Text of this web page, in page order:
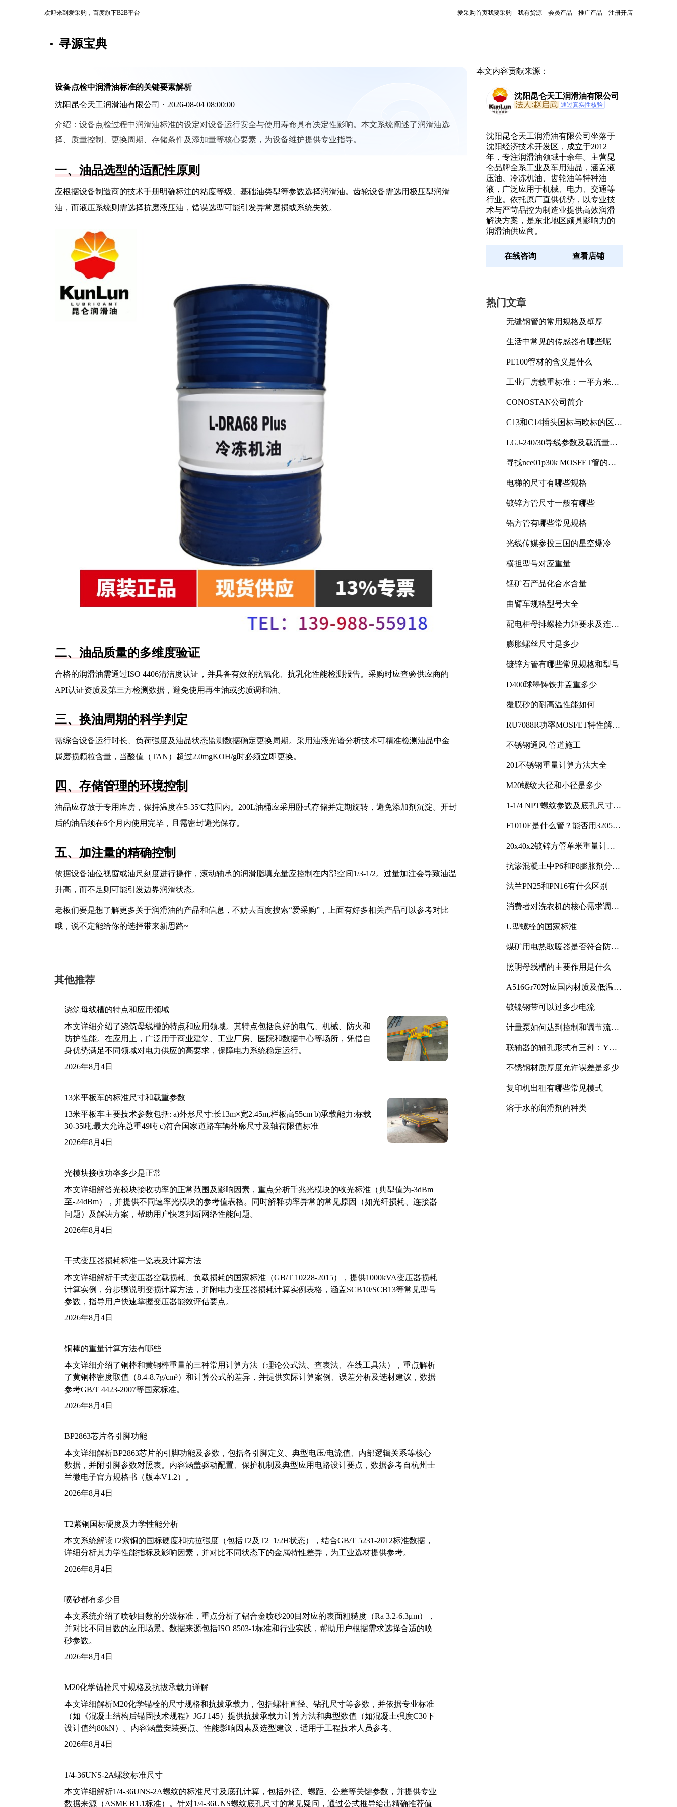
欢迎来到爱采购，百度旗下B2B平台 爱采购首页我要采购 我有货源 会员产品 推广产品 注册开店
寻源宝典
设备点检中润滑油标准的关键要素解析
沈阳昆仑天工润滑油有限公司 · 2026-08-04 08:00:00
介绍： 设备点检过程中润滑油标准的设定对设备运行安全与使用寿命具有决定性影响。本文系统阐述了润滑油选
择、质量控制、更换周期、存储条件及添加量等核心要素，为设备维护提供专业指导。
一、油品选型的适配性原则
应根据设备制造商的技术手册明确标注的粘度等级、基础油类型等参数选择润滑油。齿轮设备需选用极压型润滑
油，而液压系统则需选择抗磨液压油，错误选型可能引发异常磨损或系统失效。
二、油品质量的多维度验证
合格的润滑油需通过ISO 4406清洁度认证，并具备有效的抗氧化、抗乳化性能检测报告。采购时应查验供应商的
API认证资质及第三方检测数据，避免使用再生油或劣质调和油。
三、换油周期的科学判定
需综合设备运行时长、负荷强度及油品状态监测数据确定更换周期。采用油液光谱分析技术可精准检测油品中金
属磨损颗粒含量，当酸值（TAN）超过2.0mgKOH/g时必须立即更换。
四、存储管理的环境控制
油品应存放于专用库房，保持温度在5-35℃范围内。200L油桶应采用卧式存储并定期旋转，避免添加剂沉淀。开封
后的油品须在6个月内使用完毕，且需密封避光保存。
五、加注量的精确控制
依据设备油位视窗或油尺刻度进行操作，滚动轴承的润滑脂填充量应控制在内部空间1/3-1/2。过量加注会导致油温
升高，而不足则可能引发边界润滑状态。
老板们要是想了解更多关于润滑油的产品和信息，不妨去百度搜索“爱采购”，上面有好多相关产品可以参考对比
哦，说不定能给你的选择带来新思路~
其他推荐
浇筑母线槽的特点和应用领域
本文详细介绍了浇筑母线槽的特点和应用领域。其特点包括良好的电气、机械、防火和
防护性能。在应用上，广泛用于商业建筑、工业厂房、医院和数据中心等场所，凭借自
身优势满足不同领域对电力供应的高要求，保障电力系统稳定运行。
2026年8月4日
13米平板车的标准尺寸和载重参数
13米平板车主要技术参数包括: a)外形尺寸:长13m×宽2.45m,栏板高55cm b)承载能力:标载
30-35吨,最大允许总重49吨 c)符合国家道路车辆外廓尺寸及轴荷限值标准
2026年8月4日
光模块接收功率多少是正常
本文详细解答光模块接收功率的正常范围及影响因素，重点分析千兆光模块的收光标准（典型值为-3dBm
至-24dBm），并提供不同速率光模块的参考值表格。同时解释功率异常的常见原因（如光纤损耗、连接器
问题）及解决方案，帮助用户快速判断网络性能问题。
2026年8月4日
干式变压器损耗标准一览表及计算方法
本文详细解析干式变压器空载损耗、负载损耗的国家标准（GB/T 10228-2015），提供1000kVA变压器损耗
计算实例，分步骤说明变损计算方法，并附电力变压器损耗计算实例表格，涵盖SCB10/SCB13等常见型号
参数，指导用户快速掌握变压器能效评估要点。
2026年8月4日
铜棒的重量计算方法有哪些
本文详细介绍了铜棒和黄铜棒重量的三种常用计算方法（理论公式法、查表法、在线工具法），重点解析
了黄铜棒密度取值（8.4-8.7g/cm³）和计算公式的差异，并提供实际计算案例、误差分析及选材建议，数据
参考GB/T 4423-2007等国家标准。
2026年8月4日
BP2863芯片各引脚功能
本文详细解析BP2863芯片的引脚功能及参数，包括各引脚定义、典型电压/电流值、内部逻辑关系等核心
数据，并附引脚参数对照表。内容涵盖驱动配置、保护机制及典型应用电路设计要点，数据参考自杭州士
兰微电子官方规格书（版本V1.2）。
2026年8月4日
T2紫铜国标硬度及力学性能分析
本文系统解读T2紫铜的国标硬度和抗拉强度（包括T2及T2_1/2H状态），结合GB/T 5231-2012标准数据，
详细分析其力学性能指标及影响因素，并对比不同状态下的金属特性差异，为工业选材提供参考。
2026年8月4日
喷砂都有多少目
本文系统介绍了喷砂目数的分级标准，重点分析了铝合金喷砂200目对应的表面粗糙度（Ra 3.2-6.3μm），
并对比不同目数的应用场景。数据来源包括ISO 8503-1标准和行业实践，帮助用户根据需求选择合适的喷
砂参数。
2026年8月4日
M20化学锚栓尺寸规格及抗拔承载力详解
本文详细解析M20化学锚栓的尺寸规格和抗拔承载力，包括螺杆直径、钻孔尺寸等参数，并依据专业标准
（如《混凝土结构后锚固技术规程》JGJ 145）提供抗拔承载力计算方法和典型数值（如混凝土强度C30下
设计值约80kN）。内容涵盖安装要点、性能影响因素及选型建议，适用于工程技术人员参考。
2026年8月4日
1/4-36UNS-2A螺纹标准尺寸
本文详细解析1/4-36UNS-2A螺纹的标准尺寸及底孔计算，包括外径、螺距、公差等关键参数，并提供专业
数据来源（ASME B1.1标准）。针对1/4-36UNS螺纹底孔尺寸的常见疑问，通过公式推导给出精确推荐值
本文内容贡献来源：
沈阳昆仑天工润滑油有限公司
法人:赵启武 通过真实性核验
沈阳昆仑天工润滑油有限公司坐落于
沈阳经济技术开发区，成立于2012
年，专注润滑油领域十余年。主营昆
仑品牌全系工业及车用油品，涵盖液
压油、冷冻机油、齿轮油等特种油
液，广泛应用于机械、电力、交通等
行业。依托原厂直供优势，以专业技
术与严苛品控为制造业提供高效润滑
解决方案，是东北地区颇具影响力的
润滑油供应商。
在线咨询 查看店铺
热门文章
无缝钢管的常用规格及壁厚
生活中常见的传感器有哪些呢
PE100管材的含义是什么
工业厂房载重标准：一平方米能
CONOSTAN公司简介
C13和C14插头国标与欧标的区别
LGJ-240/30导线参数及载流量解
寻找nce01p30k MOSFET管的合
电梯的尺寸有哪些规格
镀锌方管尺寸一般有哪些
铝方管有哪些常见规格
光线传媒参投三国的星空爆冷
横担型号对应重量
锰矿石产品化合水含量
曲臂车规格型号大全
配电柜母排螺栓力矩要求及连接
膨胀螺丝尺寸是多少
镀锌方管有哪些常见规格和型号
D400球墨铸铁井盖重多少
覆膜砂的耐高温性能如何
RU7088R功率MOSFET特性解析
不锈钢通风 管道施工
201不锈钢重量计算方法大全
M20螺纹大径和小径是多少
1-1/4 NPT螺纹参数及底孔尺寸详
F1010E是什么管？能否用3205或
20x40x2镀锌方管单米重量计算
抗渗混凝土中P6和P8膨胀剂分别
法兰PN25和PN16有什么区别
消费者对洗衣机的核心需求调研
U型螺栓的国家标准
煤矿用电热取暖器是否符合防爆
照明母线槽的主要作用是什么
A516Gr70对应国内材质及低温冲
镀镍钢带可以过多少电流
计量泵如何达到控制和调节流量
联轴器的轴孔形式有三种：Y
不锈钢材质厚度允许误差是多少
复印机出租有哪些常见模式
溶于水的润滑剂的种类